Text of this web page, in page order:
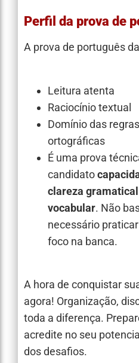
Perfil da prova de
A prova de português
Leitura atenta
Raciocínio textual
Domínio das
ortográficas
É uma prova
candidato
clareza
vocabular. Não
necessário
foco na banca.
A hora de conquistar
agora! Organização,
toda a diferença.
acredite no seu
dos desafios.